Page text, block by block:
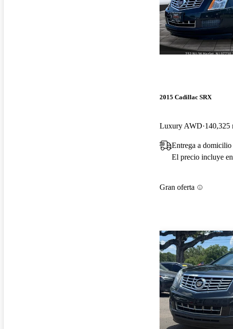
2015 Cadillac SRX
Luxury AWD 140,325
Entrega a
El precio incluye
Gran oferta